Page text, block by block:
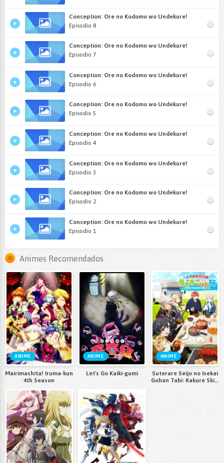
Conception: Ore no Kodomo wo Undekure!
Episodio 8
Conception: Ore no Kodomo wo Undekure!
Episodio 7
Conception: Ore no Kodomo wo Undekure!
Episodio 6
Conception: Ore no Kodomo wo Undekure!
Episodio 5
Conception: Ore no Kodomo wo Undekure!
Episodio 4
Conception: Ore no Kodomo wo Undekure!
Episodio 3
Conception: Ore no Kodomo wo Undekure!
Episodio 2
Conception: Ore no Kodomo wo Undekure!
Episodio 1
Animes Recomendados
ANIME
Mairimashita! Iruma-kun
4th Season
ANIME
Let's Go Kaiki-gumi
ANIME
Suterare Seijo no Isekai
Gohan Tabi: Kakure Skill